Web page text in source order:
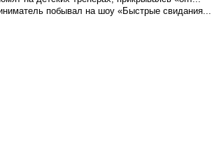
побывал на шоу «Быстрые свидания...